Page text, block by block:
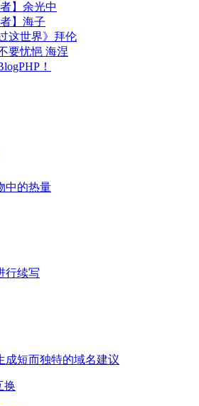
】余光中
】海子
这世界》拜伦
要忧悒 海涅
！
中的热量
行续写
成短而独特的域名建议